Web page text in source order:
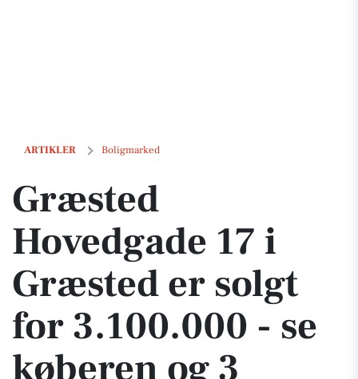
ARTIKLER Boligmarked
Græsted Hovedgade 17 i Græsted er solgt for 3.100.000 - se køberen
Græsted
Hovedgade 17 i
Græsted er solgt
for 3.100.000 - se
køberen og 3